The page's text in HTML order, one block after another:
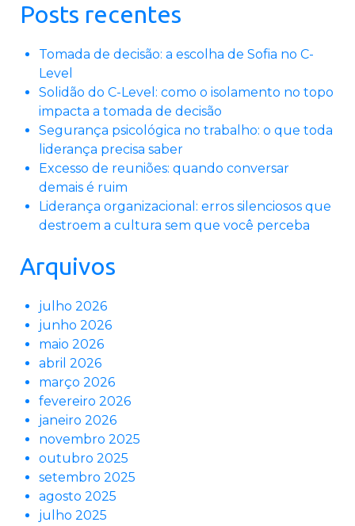
Posts recentes
Tomada de decisão: a escolha de Sofia no C-
Level
Solidão do C-Level: como o isolamento no topo
impacta a tomada de decisão
Segurança psicológica no trabalho: o que toda
liderança precisa saber
Excesso de reuniões: quando conversar
demais é ruim
Liderança organizacional: erros silenciosos que
destroem a cultura sem que você perceba
Arquivos
julho 2026
junho 2026
maio 2026
abril 2026
março 2026
fevereiro 2026
janeiro 2026
novembro 2025
outubro 2025
setembro 2025
agosto 2025
julho 2025